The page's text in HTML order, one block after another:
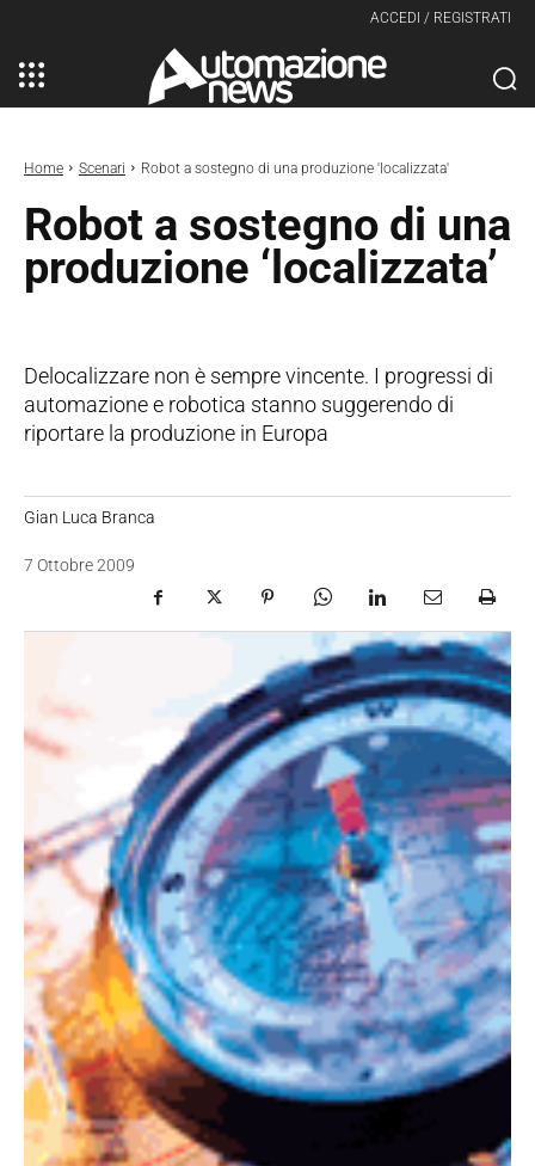
ACCEDI / REGISTRATI
Home Scenari Robot a sostegno di una produzione 'localizzata'
Robot a sostegno di una
produzione ‘localizzata’
Delocalizzare non è sempre vincente. I progressi di
automazione e robotica stanno suggerendo di
riportare la produzione in Europa
Gian Luca Branca
7 Ottobre 2009